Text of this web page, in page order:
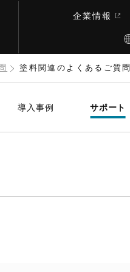
企業情報
塗料関連のよくあるご質問
導入事例 サポート